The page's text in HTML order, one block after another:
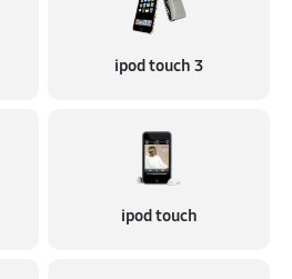
ipod touch 3
ipod touch